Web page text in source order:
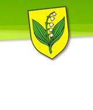
content